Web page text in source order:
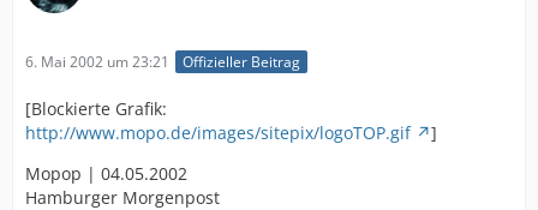
6. Mai 2002 um 23:21 Offizieller Beitrag
[Blockierte Grafik:
http://www.mopo.de/images/sitepix/logoTOP.gif
]
Mopop | 04.05.2002
Hamburger Morgenpost